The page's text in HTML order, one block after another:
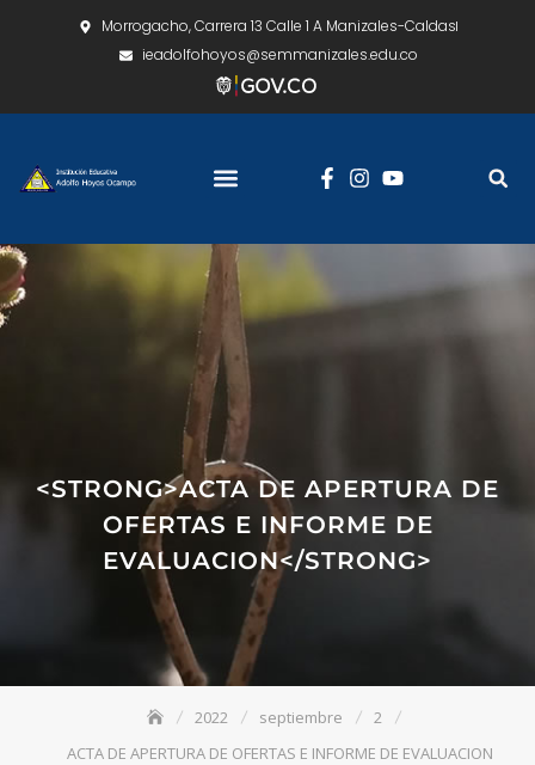
Morrogacho, Carrera 13 Calle 1 A Manizales-Caldas
ieadolfohoyos@semmanizales.edu.co
<STRONG>ACTA DE APERTURA DE
OFERTAS E INFORME DE
EVALUACION</STRONG>
2022 septiembre
2
ACTA DE APERTURA DE OFERTAS E INFORME DE EVALUACION